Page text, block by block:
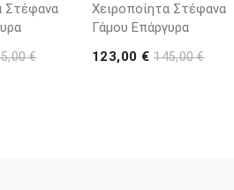
Στέφανα
€
Χειροποίητα Στέφανα
Γάμου Επάργυρα
123,00 €145,00 €